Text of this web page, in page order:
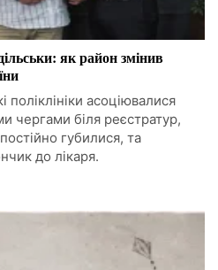
як район змінив
поліклініки асоціювалися
чергами біля реєстратур,
губилися, та
до лікаря.